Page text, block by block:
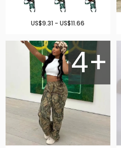
US$9.31 - US$11.66
4+